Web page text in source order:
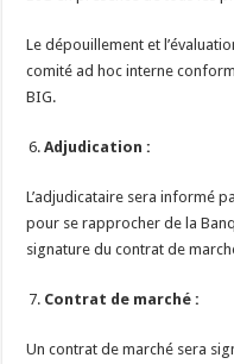
Le dépouillement et
comité ad hoc interne
BIG.
Adjudication :
L’adjudicataire sera informé
pour se rapprocher de la
signature du contrat de
Contrat de marché :
Un contrat de marché sera